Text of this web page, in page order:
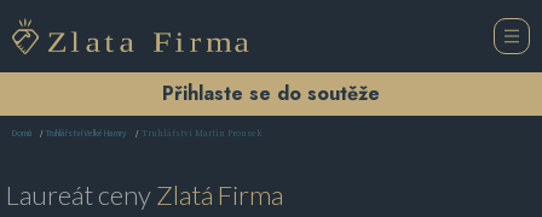
Přihlaste se do soutěže
Domů Truhlářství Velké Hamry Truhlářství Martin Prousek
Laureát cenyZlatá Firma